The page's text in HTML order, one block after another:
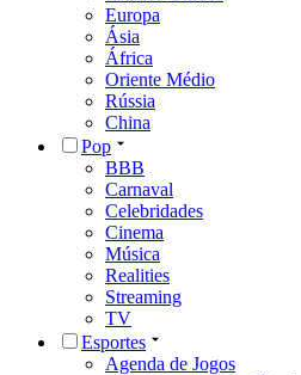
Europa
Ásia
África
Oriente Médio
Rússia
China
Pop
BBB
Carnaval
Celebridades
Cinema
Música
Realities
Streaming
TV
Esportes
Agenda de Jogos